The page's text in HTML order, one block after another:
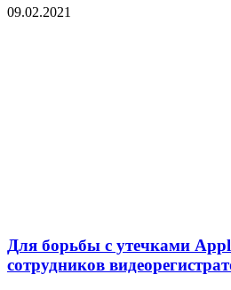
09.02.2021
Для борьбы с утечками
сотрудников